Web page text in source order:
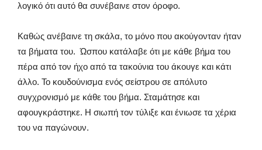
λογικό ότι αυτό θα συνέβαινε στον όροφο.
Καθώς ανέβαινε τη σκάλα, το μόνο που ακούγονταν ήταν
τα βήματα του. Ώσπου κατάλαβε ότι με κάθε βήμα του
πέρα από τον ήχο από τα τακούνια του άκουγε και κάτι
άλλο. Το κουδούνισμα ενός σείστρου σε απόλυτο
συγχρονισμό με κάθε του βήμα. Σταμάτησε και
αφουγκράστηκε. Η σιωπή τον τύλιξε και ένιωσε τα χέρια
του να παγώνουν.